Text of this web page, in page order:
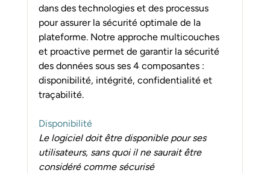
dans des technologies et des processus
pour assurer la sécurité optimale de la
plateforme. Notre approche multicouches
et proactive permet de garantir la sécurité
des données sous ses 4 composantes :
disponibilité, intégrité, confidentialité et
traçabilité.
Disponibilité
Le logiciel doit être disponible pour ses
utilisateurs, sans quoi il ne saurait être
considéré comme sécurisé